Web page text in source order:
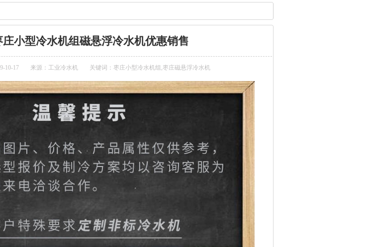
庄小型冷水机组磁悬浮冷水机优惠销售
10-17 来源： 工业冷水机 关键词：枣庄小型冷水机组,枣庄磁悬浮冷水机